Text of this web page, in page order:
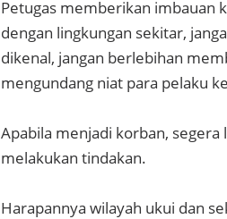
Petugas memberikan imbauan
dengan lingkungan sekitar,
dikenal, jangan berlebihan
mengundang niat para pelaku
Apabila menjadi korban,
melakukan tindakan.
Harapannya wilayah ukui dan